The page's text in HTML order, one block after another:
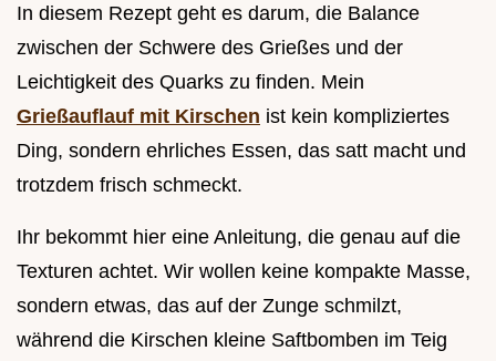
In diesem Rezept geht es darum, die Balance
zwischen der Schwere des Grießes und der
Leichtigkeit des Quarks zu finden. Mein
Grießauflauf mit Kirschen ist kein kompliziertes
Ding, sondern ehrliches Essen, das satt macht und
trotzdem frisch schmeckt.
Ihr bekommt hier eine Anleitung, die genau auf die
Texturen achtet. Wir wollen keine kompakte Masse,
sondern etwas, das auf der Zunge schmilzt,
während die Kirschen kleine Saftbomben im Teig